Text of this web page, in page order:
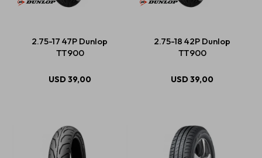
2.75-17 47P Dunlop
TT900
USD39,00
2.75-18 42P Dunlop
TT900
USD39,00